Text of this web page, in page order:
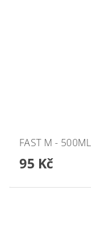
FAST M -
95 Kč